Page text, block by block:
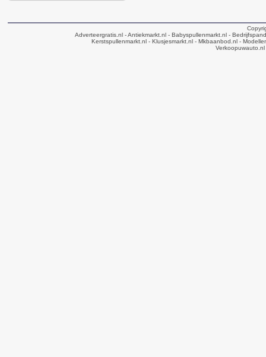
Adverteergratis.nl - Antiekmarkt.nl - Babyspullenmarkt.nl -
Kerstspullenmarkt.nl - Klusjesmarkt.nl - Mkbaanbod.nl -
Verkoopuwauto.nl